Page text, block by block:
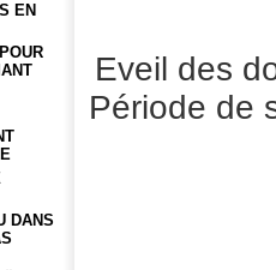
EN
DANS
Eveil des
Période de